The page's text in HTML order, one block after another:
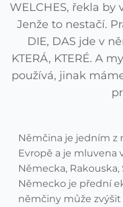
WELCHES, řekla
Jenže to nestačí.
DIE, DAS jde v
KTERÁ, KTERÉ. A
používá, jinak
Němčina je jedním z
Evropě a je mluvena
Německa, Rakouska,
Německo je přední
němčiny může